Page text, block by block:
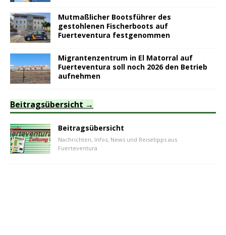
Mutmaßlicher Bootsführer des
gestohlenen Fischerboots auf
Fuerteventura festgenommen
Migrantenzentrum in El Matorral auf
Fuerteventura soll noch 2026 den Betrieb
aufnehmen
Beitragsübersicht
Beitragsübersicht
Nachrichten, Infos, News und Reisetipps aus
Fuerteventura